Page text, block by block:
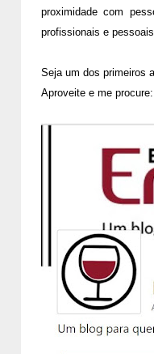
proximidade com
profissionais e
Seja um dos primeiros
Aproveite e me